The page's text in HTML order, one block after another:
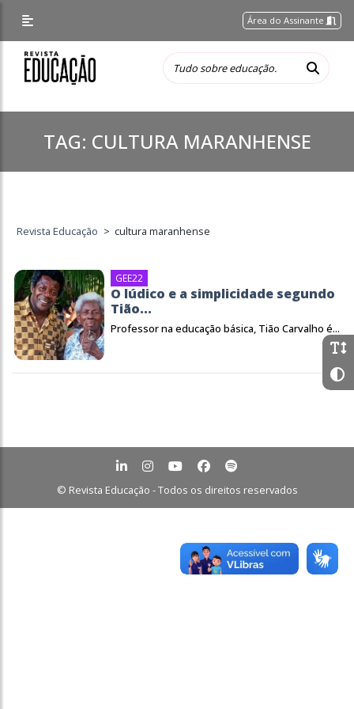
Área do Assinante
TAG: CULTURA MARANHENSE
Revista Educação > cultura maranhense
GEE22
O lúdico e a simplicidade segundo
Tião...
Professor na educação básica, Tião Carvalho é...
© Revista Educação - Todos os direitos reservados